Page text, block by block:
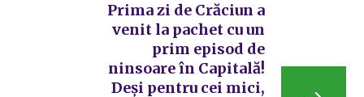
Prima zi de Crăciun a
venit la pachet cu un
prim episod de
ninsoare în Capitală!
Deși pentru cei mici,